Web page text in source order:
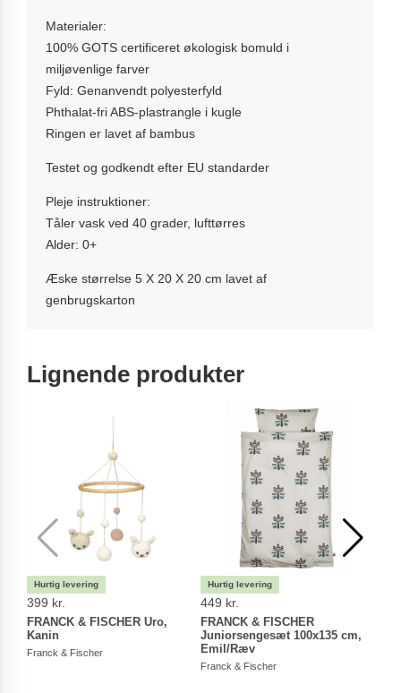
Materialer:
100% GOTS certificeret økologisk bomuld i
miljøvenlige farver
Fyld: Genanvendt polyesterfyld
Phthalat-fri ABS-plastrangle i kugle
Ringen er lavet af bambus
Testet og godkendt efter EU standarder
Pleje instruktioner:
Tåler vask ved 40 grader, lufttørres
Alder: 0+
Æske størrelse 5 X 20 X 20 cm lavet af
genbrugskarton
Lignende produkter
399 kr.
FRANCK & FISCHER Uro,
Kanin
Franck & Fischer
449 kr.
FRANCK & FISCHER
Juniorsengesæt 100x135 cm,
Emil/Ræv
Franck & Fischer